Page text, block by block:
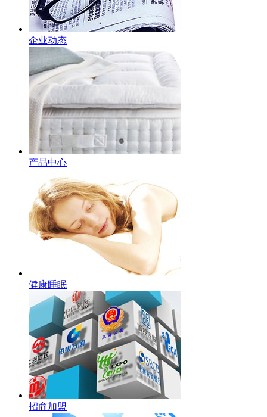
企业动态
产品中心
健康睡眠
招商加盟